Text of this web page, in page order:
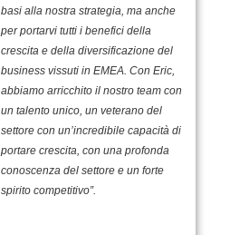
basi alla nostra strategia, ma anche
per portarvi tutti i benefici della
crescita e della diversificazione del
business vissuti in EMEA. Con Eric,
abbiamo arricchito il nostro team con
un talento unico, un veterano del
settore con un’incredibile capacità di
portare crescita, con una profonda
conoscenza del settore e un forte
spirito competitivo”.